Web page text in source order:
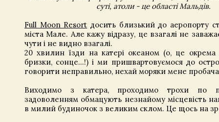
суті, атоли - це області Мальдів.
Full Moon Resort досить близький до аеропорту
міста Мале. Але кажу відразу, це взагалі не
чути і не видно взагалі.
20 хвилин їзди на катері океаном (о, це окрема
бризки, сонце…!) і ми пришвартовуємося до
говорити неправильно, нехай моряки мене
Виходимо з катера, проходимо трохи по
задоволенням обмацують незнайому місцевість
в милий будиночок з великим склом. Це щось на